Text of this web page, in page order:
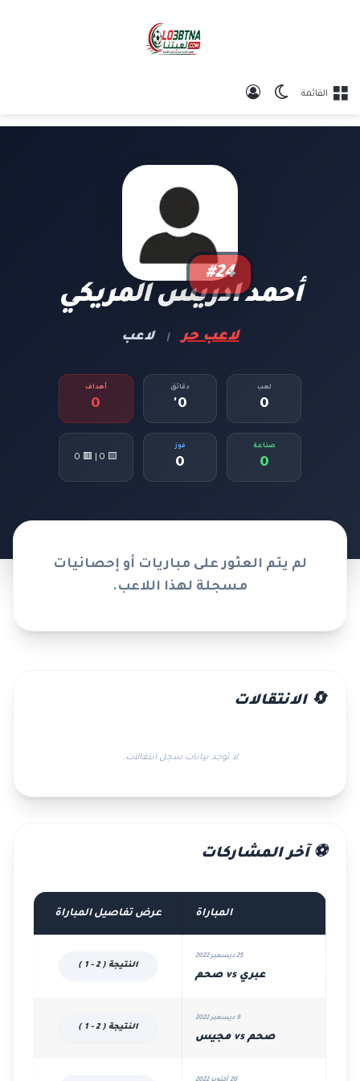
القائمة الوضع المظلم
#24
أحمد ادريس المريكي
لاعب حر | لاعب
لعب
0
دقائق
0'
أهداف
0
صناعة
0
فوز
0
🟨 0 | 🟥 0
لم يتم العثور على مباريات أو إحصائيات
مسجلة لهذا اللاعب.
🔄 الانتقالات
لا توجد بيانات سجل انتقالات.
⚽ آخر المشاركات
المباراة عرض تفاصيل المباراة
25 ديسمبر 2022
عبري vs صحم
النتيجة ( 2 - 1 )
9 ديسمبر 2022
صحم vs مجيس
النتيجة ( 2 - 1 )